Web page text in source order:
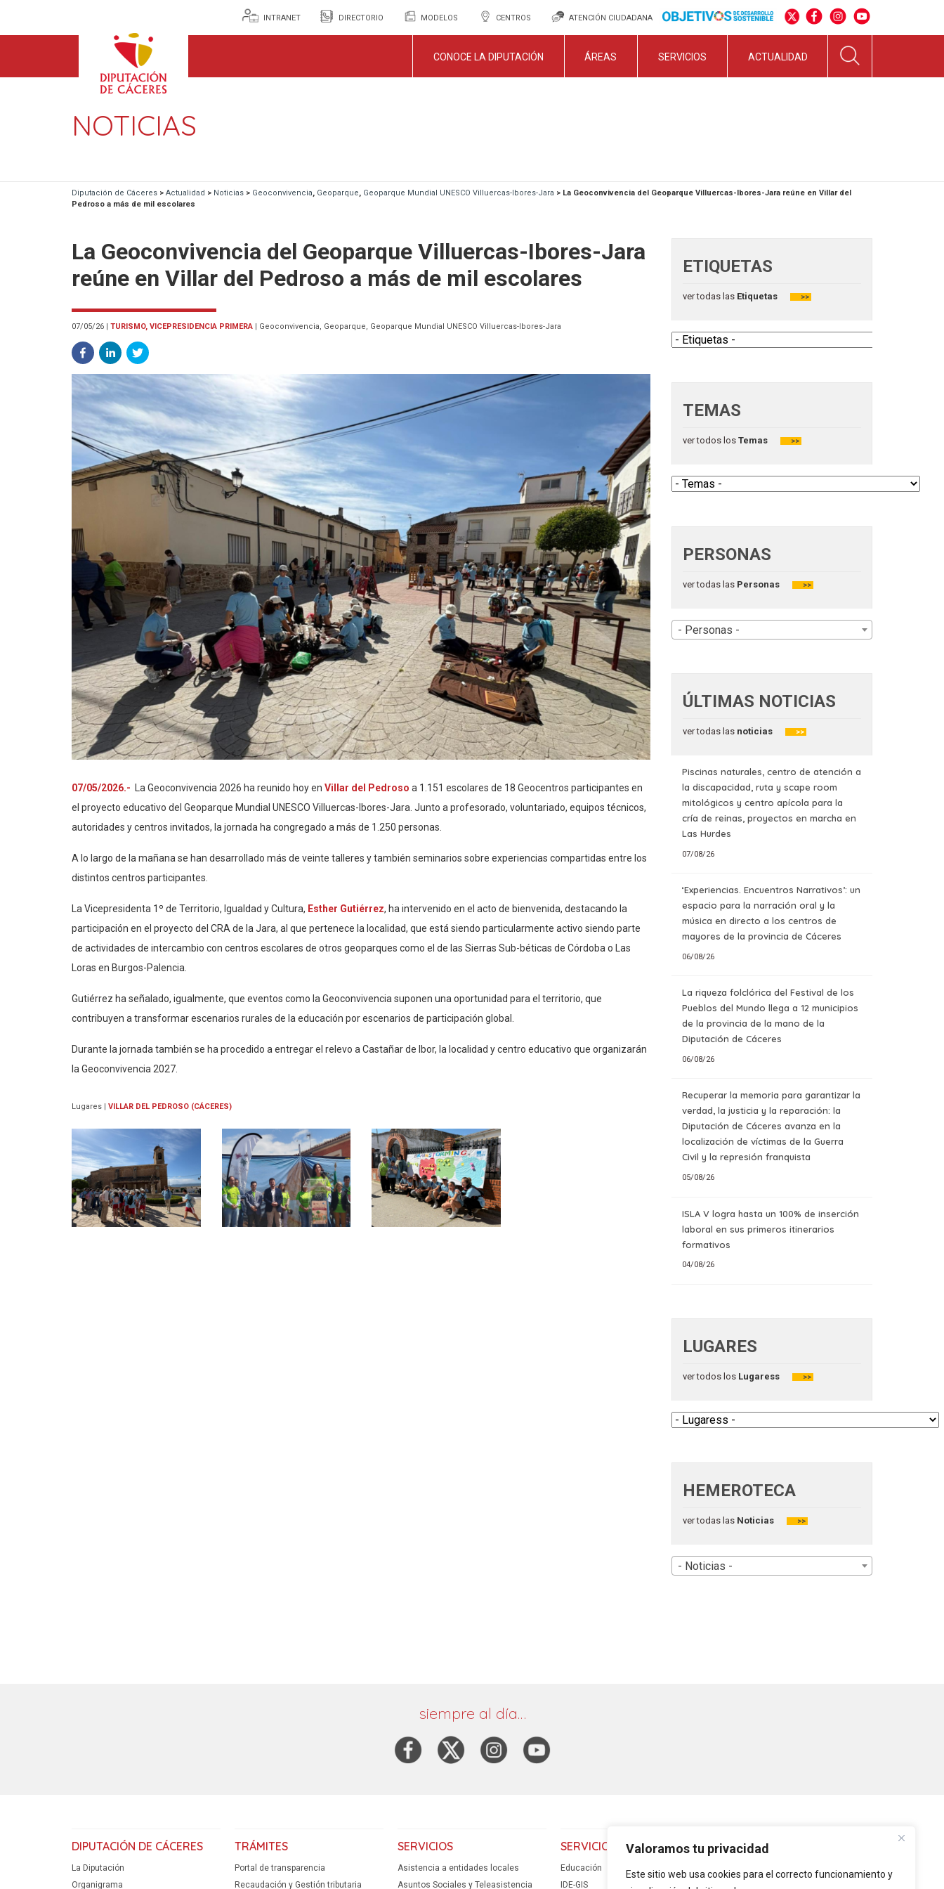
Valoramos tu privacidad
Este sitio web usa cookies para el correcto funcionamiento y
INTRANET DIRECTORIO MODELOS CENTROS ATENCIÓN CIUDADANA
CONOCE LA DIPUTACIÓN ÁREAS SERVICIOS ACTUALIDAD
NOTICIAS
Diputación de Cáceres > Actualidad > Noticias > Geoconvivencia, Geoparque, Geoparque Mundial UNESCO Villuercas-Ibores-Jara > La Geoconvivencia del Geoparque Villuercas-Ibores-Jara reúne en Villar del
Pedroso a más de mil escolares
La Geoconvivencia del Geoparque Villuercas-Ibores-Jara
reúne en Villar del Pedroso a más de mil escolares
07/05/26 | TURISMO, VICEPRESIDENCIA PRIMERA | Geoconvivencia, Geoparque, Geoparque Mundial UNESCO Villuercas-Ibores-Jara
07/05/2026.- La Geoconvivencia 2026 ha reunido hoy en Villar del Pedroso a 1.151 escolares de 18 Geocentros participantes en
el proyecto educativo del Geoparque Mundial UNESCO Villuercas-Ibores-Jara. Junto a profesorado, voluntariado, equipos técnicos,
autoridades y centros invitados, la jornada ha congregado a más de 1.250 personas.
A lo largo de la mañana se han desarrollado más de veinte talleres y también seminarios sobre experiencias compartidas entre los
distintos centros participantes.
La Vicepresidenta 1º de Territorio, Igualdad y Cultura, Esther Gutiérrez, ha intervenido en el acto de bienvenida, destacando la
participación en el proyecto del CRA de la Jara, al que pertenece la localidad, que está siendo particularmente activo siendo parte
de actividades de intercambio con centros escolares de otros geoparques como el de las Sierras Sub-béticas de Córdoba o Las
Loras en Burgos-Palencia.
Gutiérrez ha señalado, igualmente, que eventos como la Geoconvivencia suponen una oportunidad para el territorio, que
contribuyen a transformar escenarios rurales de la educación por escenarios de participación global.
Durante la jornada también se ha procedido a entregar el relevo a Castañar de Ibor, la localidad y centro educativo que organizarán
la Geoconvivencia 2027.
Lugares VILLAR DEL PEDROSO (CÁCERES)
ETIQUETAS
ver todas las Etiquetas >>
TEMAS
ver todos los Temas >>
PERSONAS
ver todas las Personas >>
- Personas -
ÚLTIMAS NOTICIAS
ver todas las noticias >>
Piscinas naturales, centro de atención a
la discapacidad, ruta y scape room
mitológicos y centro apícola para la
cría de reinas, proyectos en marcha en
Las Hurdes
07/08/26
‘Experiencias. Encuentros Narrativos’: un
espacio para la narración oral y la
música en directo a los centros de
mayores de la provincia de Cáceres
06/08/26
La riqueza folclórica del Festival de los
Pueblos del Mundo llega a 12 municipios
de la provincia de la mano de la
Diputación de Cáceres
06/08/26
Recuperar la memoria para garantizar la
verdad, la justicia y la reparación: la
Diputación de Cáceres avanza en la
localización de víctimas de la Guerra
Civil y la represión franquista
05/08/26
ISLA V logra hasta un 100% de inserción
laboral en sus primeros itinerarios
formativos
04/08/26
LUGARES
ver todos los Lugaress >>
HEMEROTECA
ver todas las Noticias >>
- Noticias -
siempre al día…
DIPUTACIÓN DE CÁCERES
La Diputación
Organigrama
TRÁMITES
Portal de transparencia
Recaudación y Gestión tributaria
SERVICIOS
Asistencia a entidades locales
Asuntos Sociales y Teleasistencia
SERVICIOS
Educación
IDE-GIS
PLATAFORMAS
Intranet